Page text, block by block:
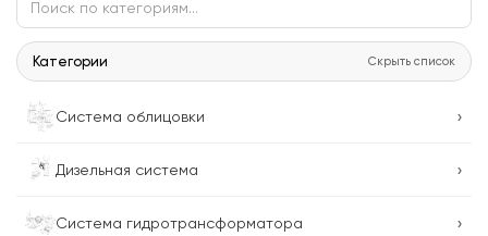
Категории Скрыть список
Система облицовки ›
Дизельная система ›
Система гидротрансформатора ›